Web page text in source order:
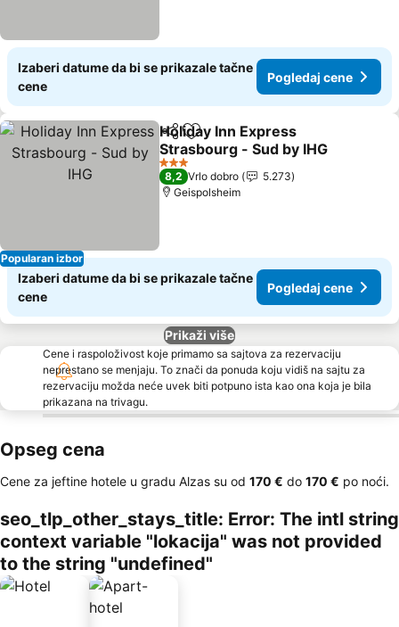
Izaberi datume da bi se prikazale tačne
cene
Pogledaj cene
Popularan izbor
Deli Dodati u favorite
Holiday Inn Express
Strasbourg - Sud by IHG
3 Zvezdice
8,2 Vrlo dobro
5.273
Geispolsheim
Izaberi datume da bi se prikazale tačne
cene
Pogledaj cene
Prikaži više
Cene i raspoloživost koje primamo sa sajtova za rezervaciju
neprestano se menjaju. To znači da ponuda koju vidiš na sajtu za
rezervaciju možda neće uvek biti potpuno ista kao ona koja je bila
prikazana na trivagu.
Opseg cena
Cene za jeftine hotele u gradu Alzas su od ‎170 € do ‎170 € po noći.
seo_tlp_other_stays_title: Error: The intl string
context variable "lokacija" was not provided
to the string "undefined"